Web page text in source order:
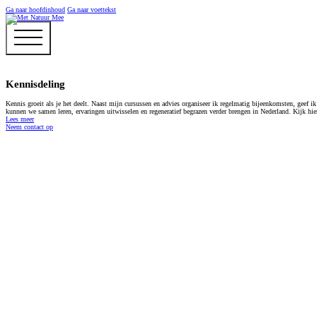
Ga naar hoofdinhoud Ga naar voettekst
Kennisdeling
Kennis groeit als je het deelt. Naast mijn cursussen en advies organiseer ik regelmatig bijeenkomsten, geef
kunnen we samen leren, ervaringen uitwisselen en regeneratief begrazen verder brengen in Nederland. Kijk
Lees meer
Neem contact op